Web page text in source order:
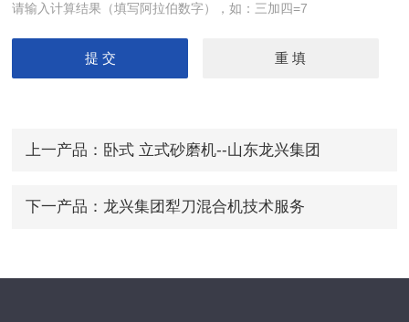
请输入计算结果（填写阿拉伯数字），如：三加四=7
上一产品： 卧式 立式砂磨机--山东龙兴集团
下一产品： 龙兴集团犁刀混合机技术服务